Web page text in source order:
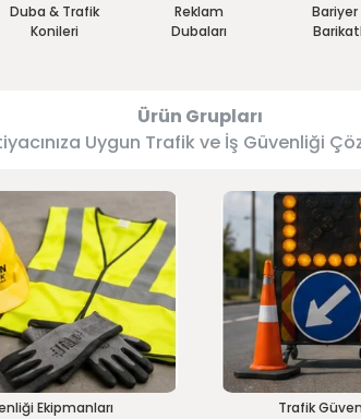
Duba & Trafik
Konileri
Reklam
Dubaları
Bariyer
Ürün Grupları
Uygun Trafik ve İş Güvenliği
Ekipmanları Trafik